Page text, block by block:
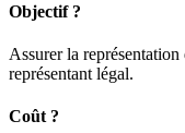
Objectif ?
Assurer la
représentant légal.
Coût ?